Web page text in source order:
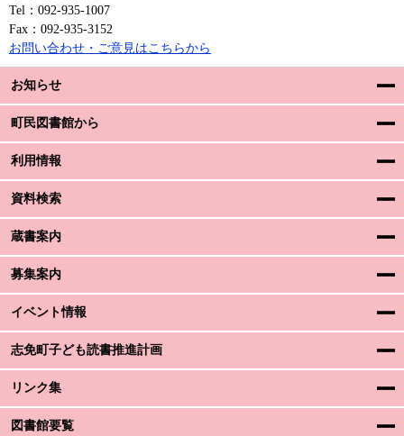
お知らせ
町民図書館から
利用情報
資料検索
蔵書案内
募集案内
イベント情報
志免町子ども読書推進計画
リンク集
図書館要覧
Tel：092-935-1007
Fax：092-935-3152
お問い合わせ・ご意見はこちらから